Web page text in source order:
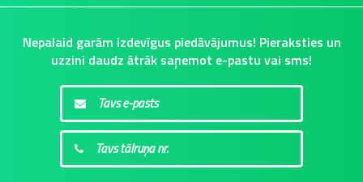
Nepalaid garām izdevīgus piedāvājumus! Pieraksties un
uzzini daudz ātrāk saņemot e-pastu vai sms!